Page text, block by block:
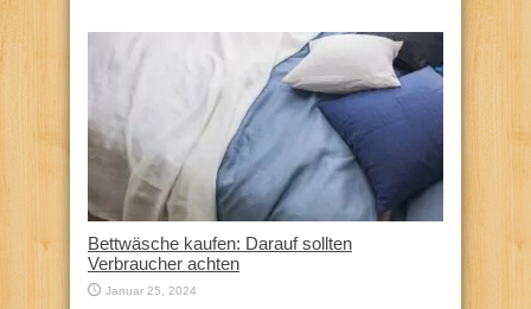
Bettwäsche kaufen: Darauf sollten
Verbraucher achten
Januar 25, 2024